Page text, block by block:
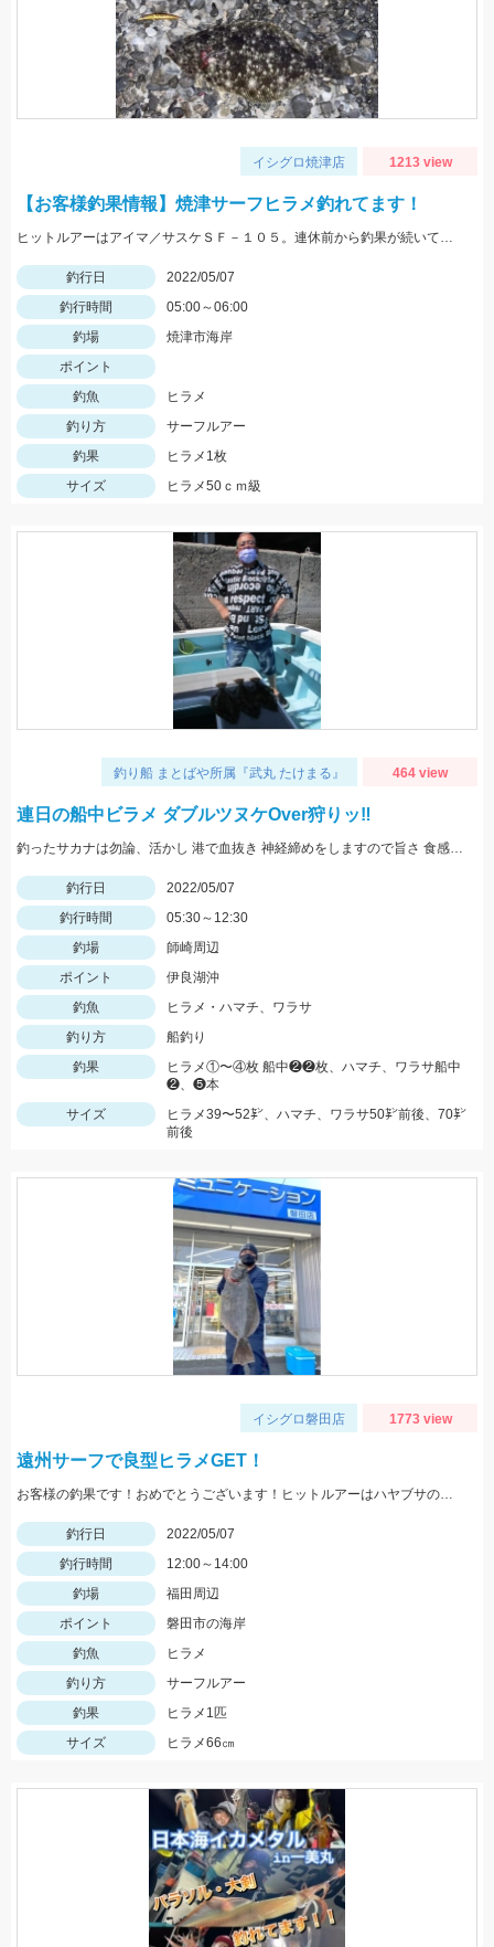
イシグロ焼津店 1213 view
【お客様釣果情報】焼津サーフヒラメ釣れてます！
ヒットルアーはアイマ／サスケＳＦ－１０５。連休前から釣果が続いています！
釣行日
2022/05/07
釣行時間
05:00～06:00
釣場
焼津市海岸
ポイント
釣魚
ヒラメ
釣り方
サーフルアー
釣果
ヒラメ1枚
サイズ
ヒラメ50ｃｍ級
釣り船 まとばや所属『武丸 たけまる』 464 view
連日の船中ビラメ ダブルツヌケOver狩りッ‼︎
釣ったサカナは勿論、活かし 港で血抜き 神経締めをしますので旨さ 食感が違い過ぎますッ(°▽°)b
釣行日
2022/05/07
釣行時間
05:30～12:30
釣場
師崎周辺
ポイント
伊良湖沖
釣魚
ヒラメ・ハマチ、ワラサ
釣り方
船釣り
釣果
ヒラメ①〜④枚 船中❷❷枚、ハマチ、ワラサ船中
❷、❺本
サイズ
ヒラメ39〜52㌢、ハマチ、ワラサ50㌢前後、70㌢
前後
イシグロ磐田店 1773 view
遠州サーフで良型ヒラメGET！
お客様の釣果です！おめでとうございます！ヒットルアーはハヤブサのジャックアイマキマキ30gのアカキンにて。
釣行日
2022/05/07
釣行時間
12:00～14:00
釣場
福田周辺
ポイント
磐田市の海岸
釣魚
ヒラメ
釣り方
サーフルアー
釣果
ヒラメ1匹
サイズ
ヒラメ66㎝